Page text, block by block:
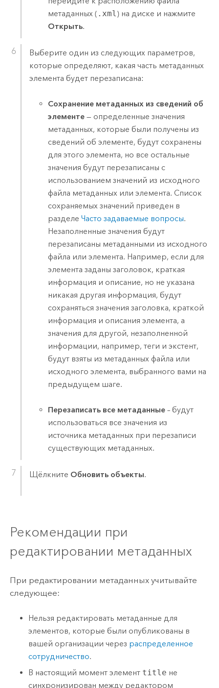
метаданных ( .xml) на диске и нажмите
Открыть.
Выберите один из следующих параметров,
которые определяют, какая часть метаданных
элемента будет перезаписана:
Сохранение метаданных из сведений об
элементе — определенные значения
метаданных, которые были получены из
сведений об элементе, будут сохранены
для этого элемента, но все остальные
значения будут перезаписаны с
использованием значений из исходного
файла метаданных или элемента. Список
сохраняемых значений приведен в
разделеЧасто задаваемые вопросы.
Незаполненные значения будут
перезаписаны метаданными из исходного
файла или элемента. Например, если для
элемента заданы заголовок, краткая
информация и описание, но не указана
никакая другая информация, будут
сохраняться значения заголовка, краткой
информация и описания элемента, а
значения для другой, незаполненной
информации, например, теги и экстент,
будут взяты из метаданных файла или
исходного элемента, выбранного вами на
предыдущем шаге.
Перезаписать все метаданные – будут
использоваться все значения из
источника метаданных при перезаписи
существующих метаданных.
Щёлкните Обновить объекты.
Рекомендации при
редактировании метаданных
При редактировании метаданных учитывайте
следующее:
Нельзя редактировать метаданные для
элементов, которые были опубликованы в
вашей организации через распределенное
сотрудничество.
В настоящий момент элемент title не
синхронизирован между редактором